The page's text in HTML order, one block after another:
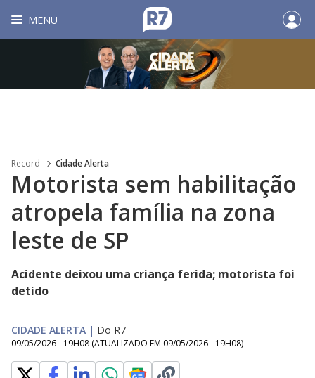
MENU
Record Cidade Alerta
Motorista sem habilitação
atropela família na zona
leste de SP
Acidente deixou uma criança ferida; motorista foi
detido
CIDADE ALERTA | Do R7
09/05/2026 - 19H08 (ATUALIZADO EM 09/05/2026 - 19H08)